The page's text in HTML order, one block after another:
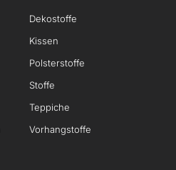
Dekostoffe
Kissen
Polsterstoffe
Stoffe
Teppiche
Vorhangstoffe